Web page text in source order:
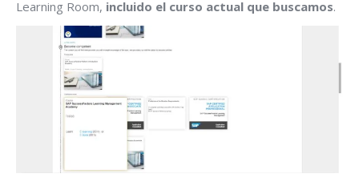
Learning Room, incluido el curso actual que buscamos.